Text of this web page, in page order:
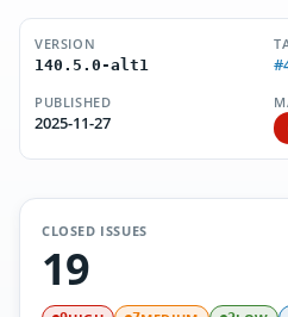
VERSION
140.5.0-alt1
PUBLISHED
2025-11-27
CLOSED ISSUES
19